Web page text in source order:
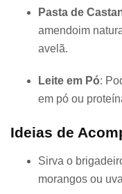
Pasta de
amendoim
avelã.
Leite em Pó:
em pó ou
Ideias de
Sirva o
morangos ou